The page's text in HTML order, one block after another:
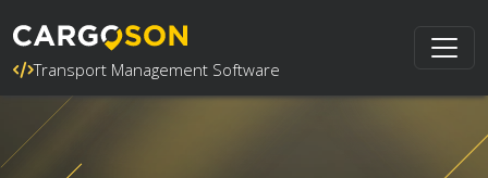
Transport Management Software